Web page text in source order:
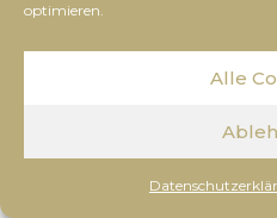
optimieren.
Alle
Ulli u. Herta Schmid
Liebe Regina und
Höllrigl, Herta und Ulli